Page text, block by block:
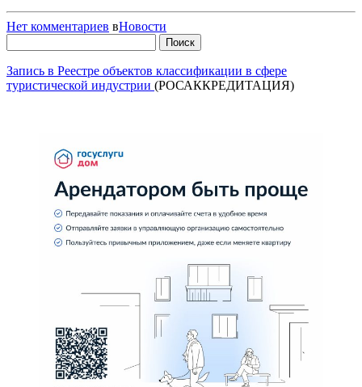
Нет комментариев вНовости
Запись в Реестре объектов классификации в сфере
туристической индустрии (РОСАККРЕДИТАЦИЯ)